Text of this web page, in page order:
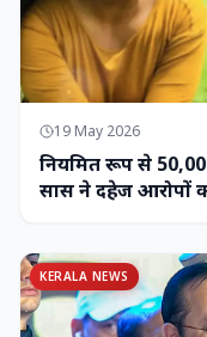
19 May 2026
नियमित रूप से
सास ने दहेज आरोपों
KERALA NEWS